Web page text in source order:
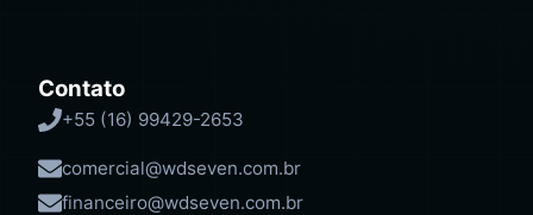
Contato
+55 (16) 99429-2653
comercial@wdseven.com.br
financeiro@wdseven.com.br